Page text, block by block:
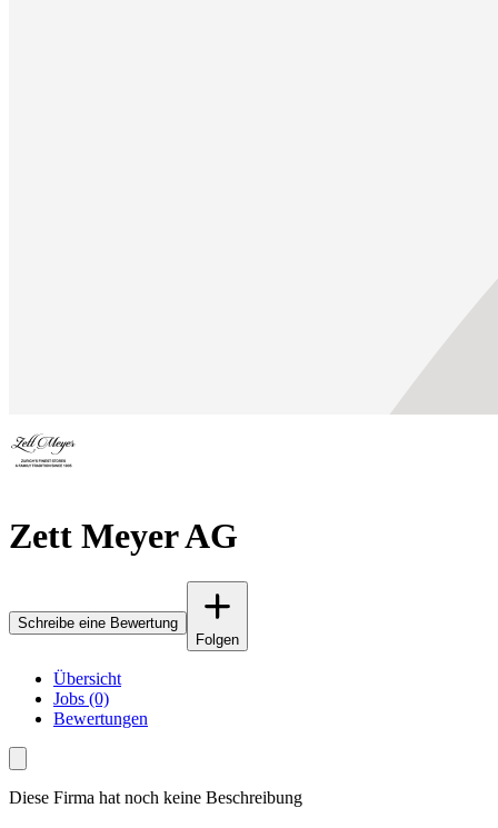
Zett Meyer AG
Schreibe eine Bewertung
Folgen
Übersicht
Jobs (0)
Bewertungen
Diese Firma hat noch keine Beschreibung